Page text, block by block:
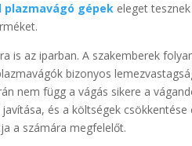
plazmavágó gépek eleget
is az iparban. A szakemberek
bizonyos
nem függ a vágás sikere a
és a költségek
a számára megfelelőt.